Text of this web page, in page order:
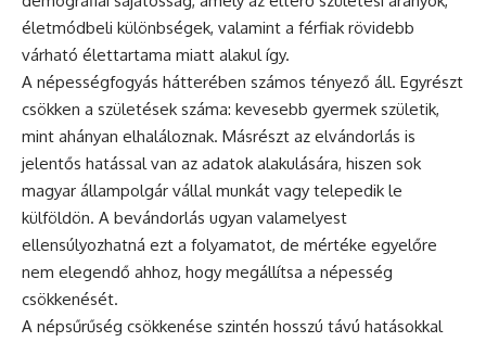
életmódbeli különbségek, valamint a férfiak rövidebb
várható élettartama miatt alakul így.
A népességfogyás hátterében számos tényező áll. Egyrészt
csökken a születések száma: kevesebb gyermek születik,
mint ahányan elhaláloznak. Másrészt az elvándorlás is
jelentős hatással van az adatok alakulására, hiszen sok
magyar állampolgár vállal munkát vagy telepedik le
külföldön. A bevándorlás ugyan valamelyest
ellensúlyozhatná ezt a folyamatot, de mértéke egyelőre
nem elegendő ahhoz, hogy megállítsa a népesség
csökkenését.
A népsűrűség csökkenése szintén hosszú távú hatásokkal